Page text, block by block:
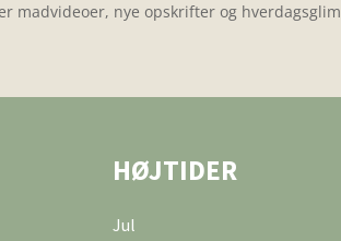
madvideoer, nye opskrifter og
HØJTIDER
Jul